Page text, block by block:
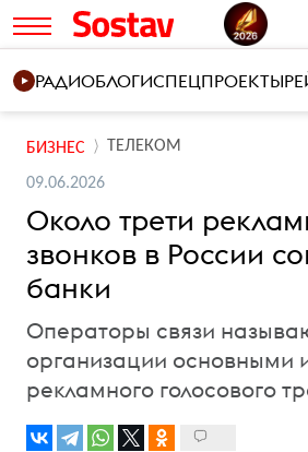
РАДИОБЛОГИСПЕЦПРОЕКТЫ
БИЗНЕС ТЕЛЕКОМ
09.06.2026
Около трети
звонков в России
банки
Операторы связи
организации основными
рекламного голосового